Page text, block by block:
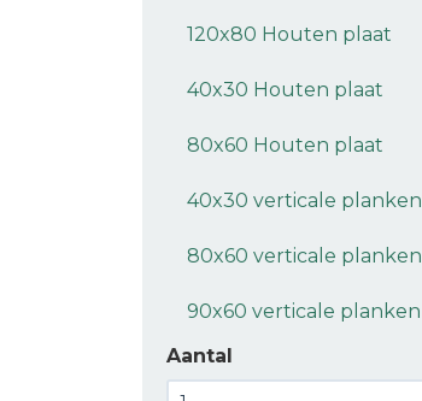
120x80 Houten plaat
40x30 Houten plaat
80x60 Houten plaat
40x30 verticale planken
80x60 verticale planken
90x60 verticale planken
Aantal